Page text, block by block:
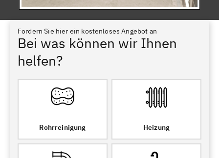
Fordern Sie hier ein kostenloses Angebot an
Bei was können wir Ihnen
helfen?
Rohrreinigung Heizung